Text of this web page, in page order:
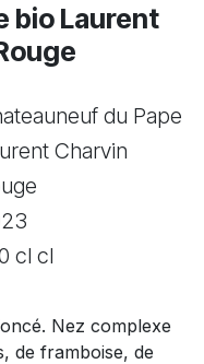
bio Laurent
du Pape
Charvin
cl cl
Nez complexe
de framboise, de